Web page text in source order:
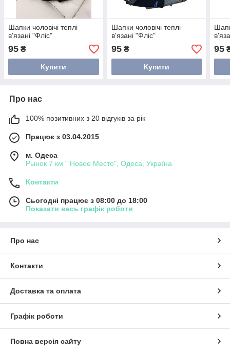
Шапки чоловічі теплі
в'язані "Фліс"
95 ₴
Купити
Шапки чоловічі теплі
в'язані "Фліс"
95₴
Купити
95
Про нас
100% позитивних з 20 відгуків за рік
Працює з 03.04.2015
м. Одеса
Рынок 7 км " Новое Место", Одеса, Україна
Контакти
Сьогодні працює з 08:00 до 18:00
Показати весь графік роботи
Про нас
Контакти
Доставка та оплата
Графік роботи
Повна версія сайту